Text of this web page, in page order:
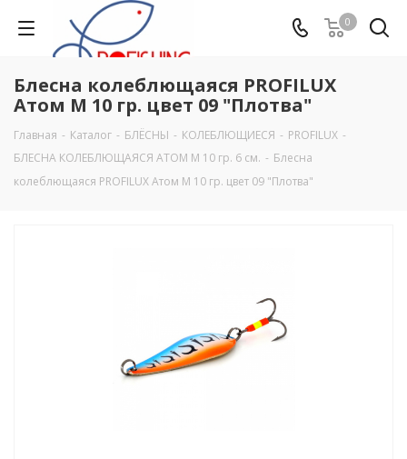
0
Блесна колеблющаяся PROFILUX
Атом М 10 гр. цвет 09 "Плотва"
Главная - Каталог - БЛЁСНЫ - КОЛЕБЛЮЩИЕСЯ - PROFILUX -
БЛЕСНА КОЛЕБЛЮЩАЯСЯ АТОМ М 10 гр. 6 см. - Блесна
колеблющаяся PROFILUX Атом М 10 гр. цвет 09 "Плотва"